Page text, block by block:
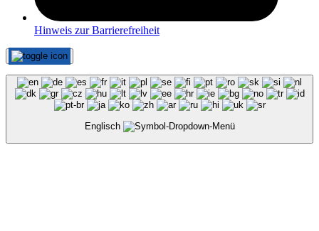
Hinweis zur Barrierefreiheit
Englisch